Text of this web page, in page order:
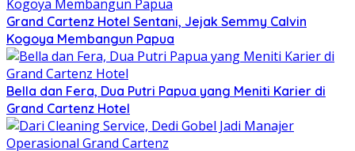
Grand Cartenz Hotel Sentani, Jejak Semmy Calvin
Kogoya Membangun Papua
Bella dan Fera, Dua Putri Papua yang Meniti Karier di
Grand Cartenz Hotel